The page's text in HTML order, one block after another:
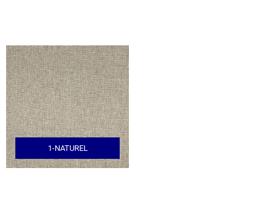
1-NATUREL